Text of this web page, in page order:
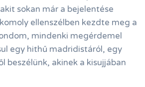
sokan már a bejelentése
ellenszélben kezdte meg a
mindenki megérdemel
egy hithű madridistáról, egy
beszélünk, akinek a kisujjában